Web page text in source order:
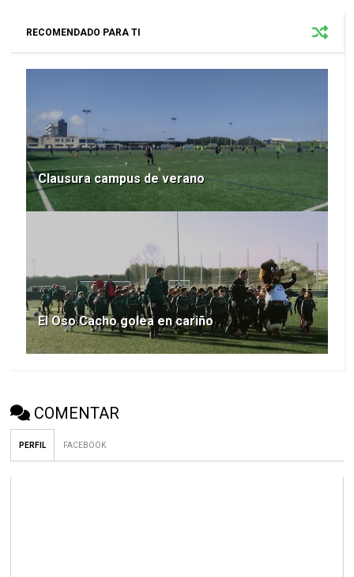
RECOMENDADO PARA TI
Clausura campus de verano
El Oso Cacho golea en cariño
COMENTAR
PERFIL FACEBOOK